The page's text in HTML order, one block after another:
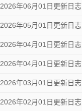
2026年06月01日更新日志
2026年05月01日更新日志
2026年04月01日更新日志
2026年04月01日更新日志
2026年03月01日更新日志
2026年02月01日更新日志